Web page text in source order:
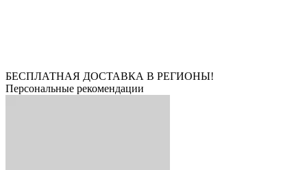
БЕСПЛАТНАЯ ДОСТАВКА В РЕГИОНЫ!
Персональные рекомендации